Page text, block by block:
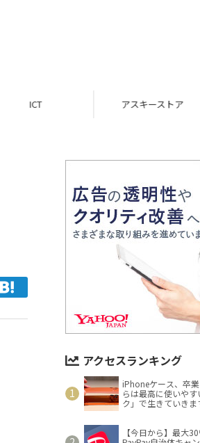
アスキーストア
アクセスランキング
iPhoneケース、卒
らは最高に使いや
ク」で生きていきま
【今日から】最大